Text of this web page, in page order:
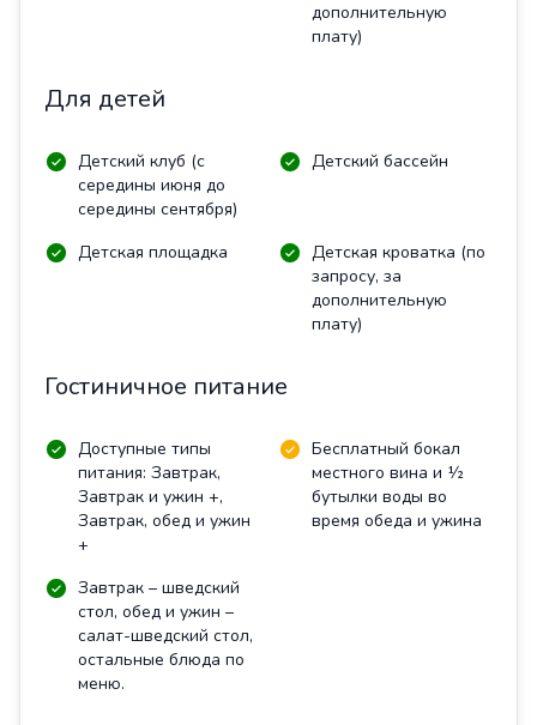
дополнительную
плату)
Для детей
Детский клуб (с
середины июня до
середины сентября)
Детский бассейн
Детская площадка
Детская кроватка (по
запросу, за
дополнительную
плату)
Гостиничное питание
Доступные типы
питания: Завтрак,
Завтрак и ужин +,
Завтрак, обед и ужин
+
Бесплатный бокал
местного вина и ½
бутылки воды во
время обеда и ужина
Завтрак – шведский
стол, обед и ужин –
салат-шведский стол,
остальные блюда по
меню.